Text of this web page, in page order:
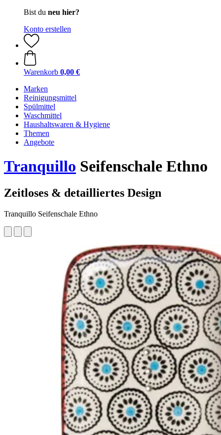
Bist du neu hier?
Konto erstellen
Warenkorb 0,00 €
Marken
Reinigungsmittel
Spülmittel
Waschmittel
Haushaltswaren & Hygiene
Themen
Angebote
Tranquillo Seifenschale Ethno
Zeitloses & detailliertes Design
Tranquillo Seifenschale Ethno